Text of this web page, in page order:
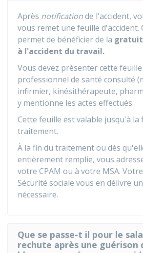
Après notificationde l'accident,
vous remet une feuille d'accident.
permet de bénéficier de la
à l'accident du travail.
Vous devez présenter cette feuille
professionnel de santé consulté
infirmier, kinésithérapeute,
y mentionne les actes effectués.
Cette feuille est valable jusqu'à la
traitement.
À la fin du traitement ou dès
entièrement remplie, vous
votre CPAM ou à votre MSA.
Sécurité sociale vous en délivre
nécessaire.
Que se passe-t il pour le
rechute après une guérison